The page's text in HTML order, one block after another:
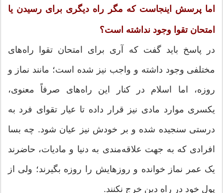
اما پرسش اینجاست که مگر راه دیگری برای رسیدن یا
امتحان تقوا وجود نداشته است؟
در پاسخ باید گفت که آری برای امتحان تقوا راه‌های
مختلفی وجود داشته و واجب نیز شده است؛ مانند نماز و
روزه، اما اسلام در کنار این راه‌های صرفاً معنوی،
یکسری موارد مادی نیز قرار داده تا عیار تقوای فرد به
درستی سنجیده شده و بر خودش نیز عیان شود. چه بسا
افرادی که به جهت علاقه‌مندی به دنیا و مادیات، حاضرند
یک عمر نماز خوانده و روزهایش را روزه بگیرند؛ ولی از
پول خود در راه دین خرج نکنند.